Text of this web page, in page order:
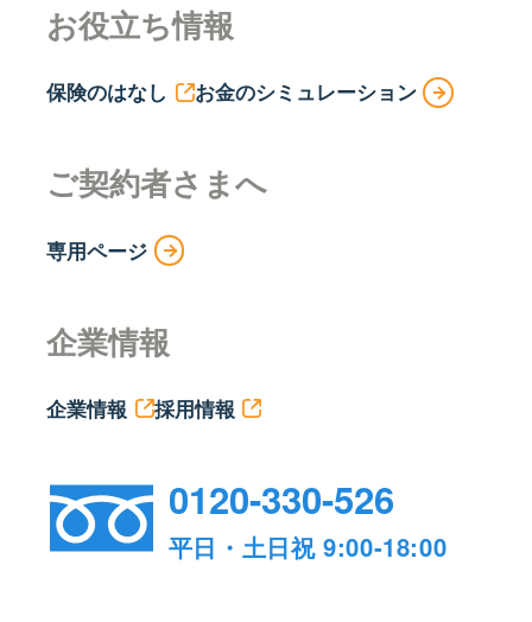
お役立ち情報
保険のはなし お金のシミュレーション
ご契約者さまへ
専用ページ
企業情報
企業情報 採用情報
0120-330-526
平日・土日祝 9:00-18:00